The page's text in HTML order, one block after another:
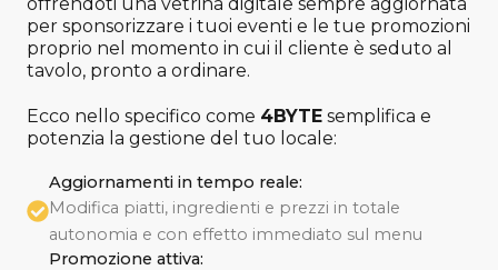
per sponsorizzare i tuoi eventi e le tue promozioni
proprio nel momento in cui il cliente è seduto al
tavolo, pronto a ordinare.
Ecco nello specifico come 4BYTE semplifica e
potenzia la gestione del tuo locale:
Aggiornamenti in tempo reale:
Modifica piatti, ingredienti e prezzi in totale
autonomia e con effetto immediato sul menu
Promozione attiva: